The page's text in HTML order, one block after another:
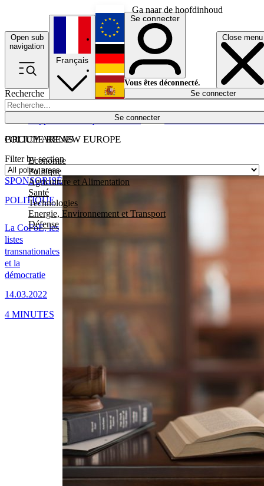
Ga naar de hoofdinhoud
Open sub
navigation
Close menu
Recherche
Se connecter
POLICY AREAS
Economie
Politique
Agriculture et Alimentation
Santé
Technologies
Energie, Environnement et Transport
Défense
Économie
Français
English
Deutsch
Español
Se connecter
Vous êtes déconnecté.
Se connecter
GROUPE RENEW EUROPE
Filter by section
La CoFoE, les
listes
transnationales
et la
démocratie
14.03.2022
SPONSORISÉ
POLITIQUE
4 MINUTES